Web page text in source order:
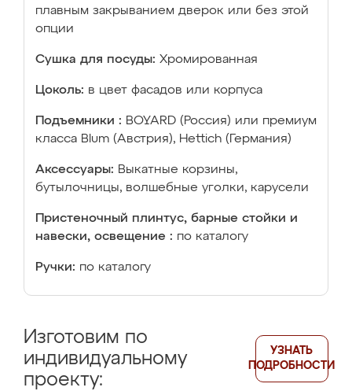
плавным закрыванием дверок или без этой
опции
Сушка для посуды: Хромированная
Цоколь: в цвет фасадов или корпуса
Подъемники : BOYARD (Россия) или премиум
класса Blum (Австрия), Hettich (Германия)
Аксессуары: Выкатные корзины,
бутылочницы, волшебные уголки, карусели
Пристеночный плинтус, барные стойки и
навески, освещение : по каталогу
Ручки: по каталогу
Изготовим по
индивидуальному
проекту:
УЗНАТЬ
ПОДРОБНОСТИ